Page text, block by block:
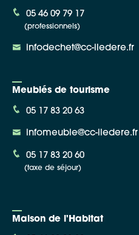
05 46 09 79 17
(professionnels)
infodechet@cc-iledere.fr
Meublés de tourisme
05 17 83 20 63
infomeuble@cc-iledere.fr
05 17 83 20 60
(taxe de séjour)
Maison de l'Habitat